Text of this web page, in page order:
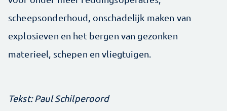
scheepsonderhoud, onschadelijk maken van
explosieven en het bergen van gezonken
materieel, schepen en vliegtuigen.
Tekst: Paul Schilperoord